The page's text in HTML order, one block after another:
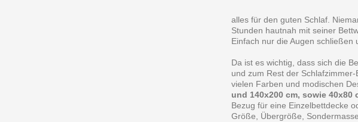
alles für den guten Schlaf.
Stunden hautnah mit seiner
Einfach nur die Augen schließen
Da ist es wichtig, dass sich die
und zum Rest der
vielen Farben und modischen
und 140x200 cm, sowie 40x80
Bezug für eine Einzelbettdecke
Größe, Übergröße,